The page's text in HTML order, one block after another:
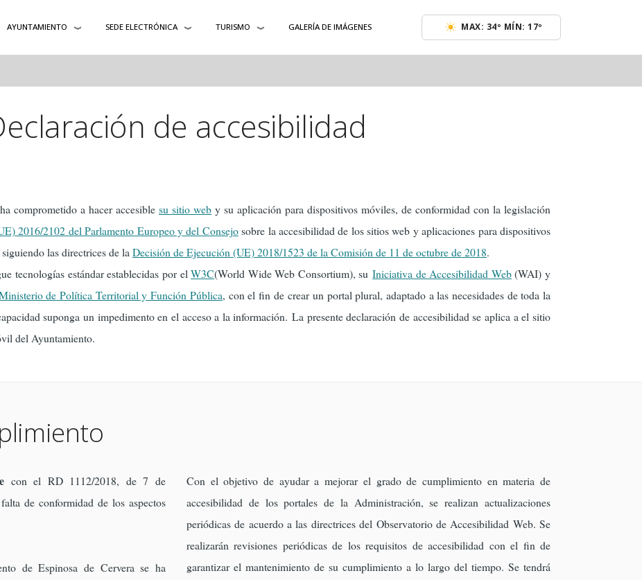
AYUNTAMIENTO SEDE ELECTRÓNICA TURISMO GALERÍA DE IMÁGENES MAX: 34º MÍN: 17º
de accesibilidad
comprometido a hacer accesible su sitio web y su aplicación para dispositivos móviles, de conformidad con la legislación
2016/2102 del Parlamento Europeo y del Consejosobre la accesibilidad de los sitios web y aplicaciones para dispositivos
las directrices de laDecisión de Ejecución (UE) 2018/1523 de la Comisión de 11 de octubre de 2018.
tecnologías estándar establecidas por elW3C(World Wide Web Consortium), suIniciativa de Accesibilidad Web(WAI) y
de Política Territorial y Función Pública, con el fin de crear un portal plural, adaptado a las necesidades de toda la
suponga un impedimento en el acceso a la información. La presente declaración de accesibilidad se aplica a el sitio
del Ayuntamiento.
con el RD 1112/2018, de 7 de
de conformidad de los aspectos
de Espinosa de Cervera se ha
Con el objetivo de ayudar a mejorar el grado de cumplimiento en materia de
accesibilidad de los portales de la Administración, se realizan actualizaciones
periódicas de acuerdo a las directrices del Observatorio de Accesibilidad Web. Se
realizarán revisiones periódicas de los requisitos de accesibilidad con el fin de
garantizar el mantenimiento de su cumplimiento a lo largo del tiempo. Se tendrá